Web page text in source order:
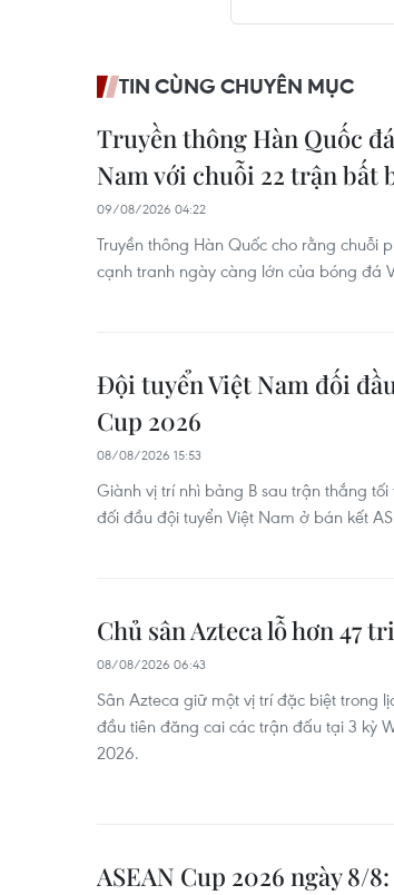
TIN CÙNG CHUYÊN MỤC
Truyền thông Hàn Quốc
Nam với chuỗi 22 trận bất
09/08/2026 04:22
Truyền thông Hàn Quốc cho rằng chuỗi
cạnh tranh ngày càng lớn của bóng đá
Đội tuyển Việt Nam đối
Cup 2026
08/08/2026 15:53
Giành vị trí nhì bảng B sau trận thắng
đối đầu đội tuyển Việt Nam ở bán kết
Chủ sân Azteca lỗ hơn 47
08/08/2026 06:43
Sân Azteca giữ một vị trí đặc biệt trong
đầu tiên đăng cai các trận đấu tại 3 kỳ
2026.
ASEAN Cup 2026 ngày 8/